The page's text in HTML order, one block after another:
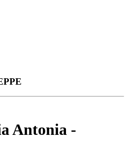
Antonia -